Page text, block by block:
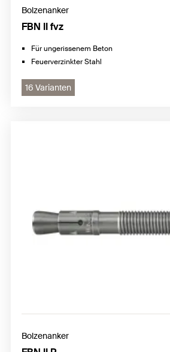
Bolzenanker
FBN II fvz
Für ungerissenem Beton
Feuerverzinkter Stahl
16 Varianten
Bolzenanker